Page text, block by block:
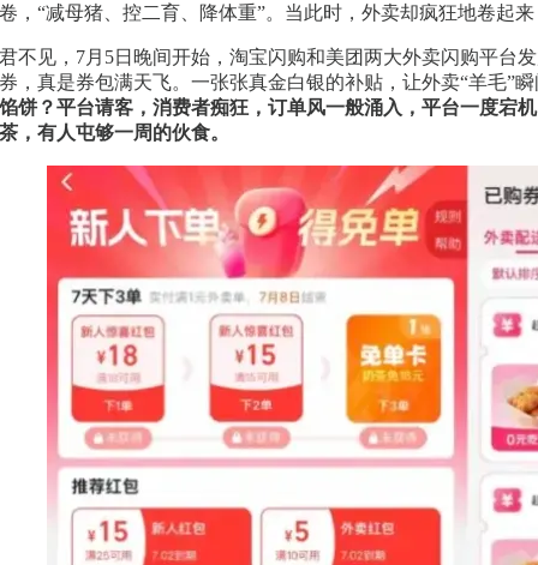
卷，“减母猪、控二育、降体重”。当此时，外卖却疯狂地卷起
君不见，7月5日晚间开始，淘宝闪购和美团两大外卖闪购平台
券，真是券包满天飞。一张张真金白银的补贴，让外卖“羊毛
馅饼？平台请客，消费者痴狂，订单风一般涌入，平台一度宕
茶，有人屯够一周的伙食。